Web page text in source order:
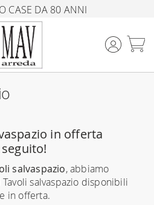
CASE DA 80 ANNI
in offerta
salvaspazio, abbiamo
salvaspazio disponibili
in offerta.